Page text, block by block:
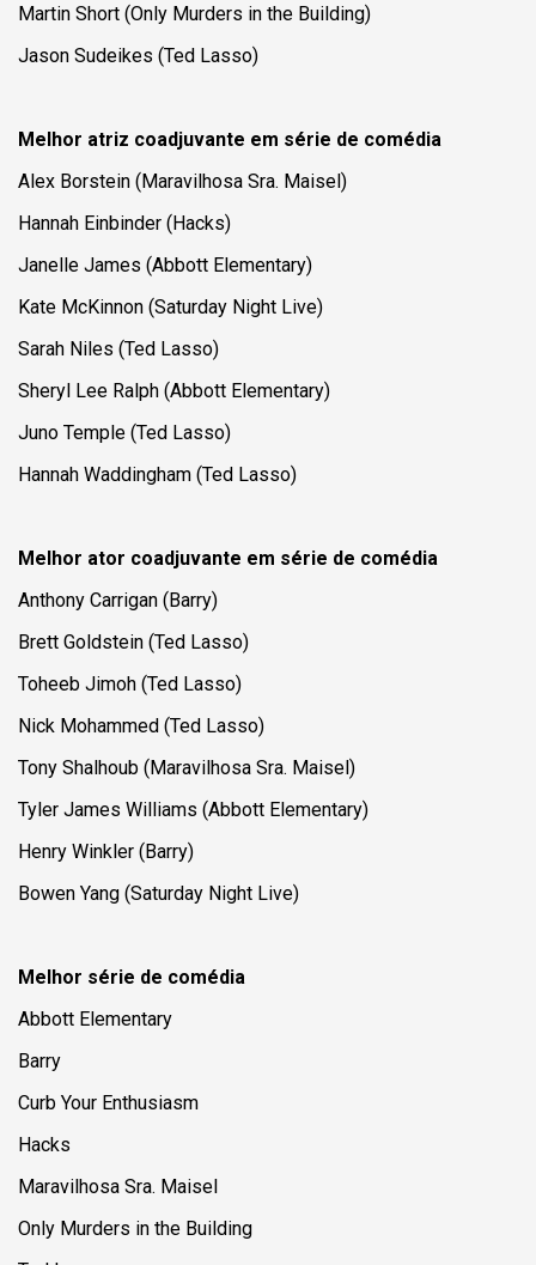
Martin Short (Only Murders in the Building)
Jason Sudeikes (Ted Lasso)
Melhor atriz coadjuvante em série de comédia
Alex Borstein (Maravilhosa Sra. Maisel)
Hannah Einbinder (Hacks)
Janelle James (Abbott Elementary)
Kate McKinnon (Saturday Night Live)
Sarah Niles (Ted Lasso)
Sheryl Lee Ralph (Abbott Elementary)
Juno Temple (Ted Lasso)
Hannah Waddingham (Ted Lasso)
Melhor ator coadjuvante em série de comédia
Anthony Carrigan (Barry)
Brett Goldstein (Ted Lasso)
Toheeb Jimoh (Ted Lasso)
Nick Mohammed (Ted Lasso)
Tony Shalhoub (Maravilhosa Sra. Maisel)
Tyler James Williams (Abbott Elementary)
Henry Winkler (Barry)
Bowen Yang (Saturday Night Live)
Melhor série de comédia
Abbott Elementary
Barry
Curb Your Enthusiasm
Hacks
Maravilhosa Sra. Maisel
Only Murders in the Building